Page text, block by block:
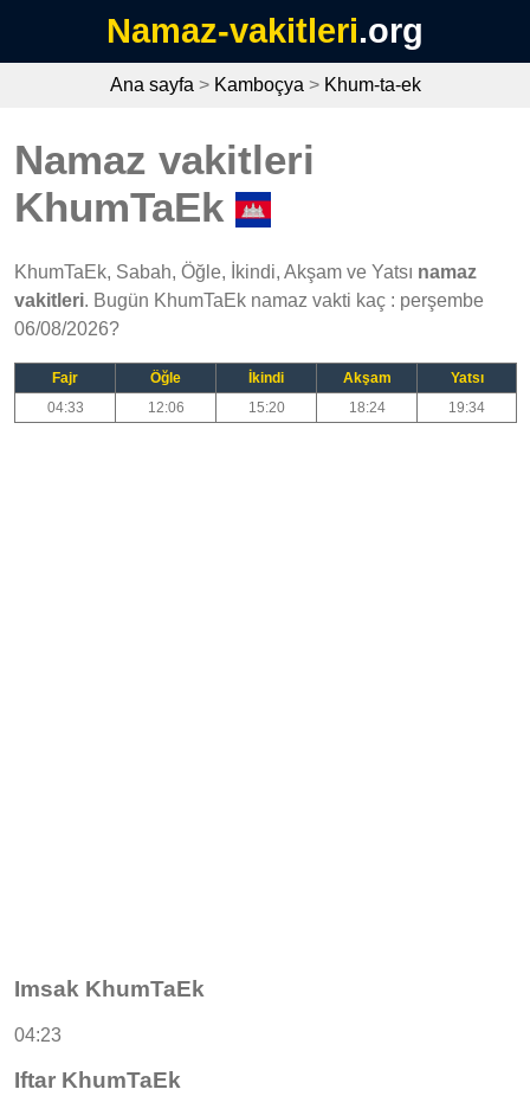
Namaz-vakitleri.org
Ana sayfa > Kamboçya > Khum-ta-ek
Namaz vakitleri
KhumTaEk
KhumTaEk, Sabah, Öğle, İkindi, Akşam ve Yatsı namaz
vakitleri. Bugün KhumTaEk namaz vakti kaç : perşembe
06/08/2026?
Fajr Öğle İkindi Akşam
Yatsı
04:33
12:06 15:20 18:24 19:34
Imsak KhumTaEk
04:23
Iftar KhumTaEk